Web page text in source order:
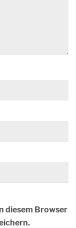
diesem Browser